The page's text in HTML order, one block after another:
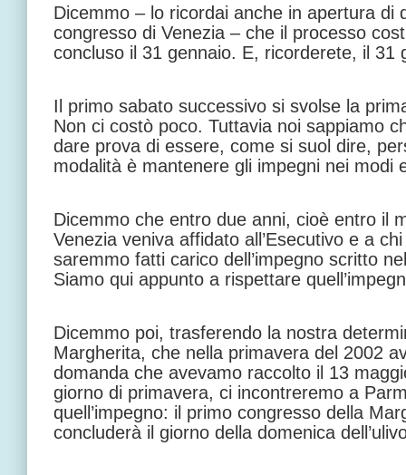
Dicemmo – lo ricordai anche in apertura di
congresso di Venezia – che il processo
concluso il 31 gennaio. E, ricorderete, il 31
Il primo sabato successivo si svolse la
Non ci costò poco. Tuttavia noi sappiamo
dare prova di essere, come si suol dire,
modalità è mantenere gli impegni nei modi
Dicemmo che entro due anni, cioè entro il
Venezia veniva affidato all’Esecutivo e a
saremmo fatti carico dell’impegno scritto
Siamo qui appunto a rispettare
Dicemmo poi, trasferendo la nostra
Margherita, che nella primavera del 2002
domanda che avevamo raccolto il 13
giorno di primavera, ci incontreremo a
quell’impegno: il primo congresso della
concluderà il giorno della domenica